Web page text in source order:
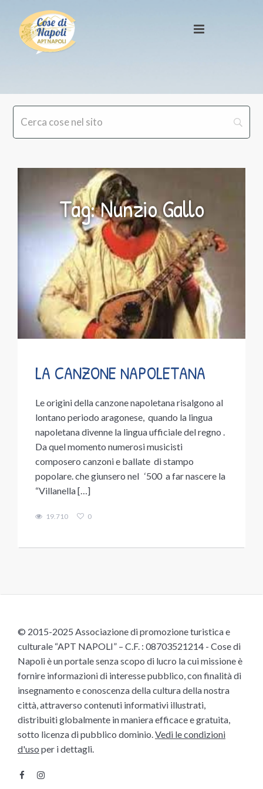
Tag: Nunzio Gallo
LA CANZONE NAPOLETANA
Le origini della canzone napoletana risalgono al
lontano periodo aragonese, quando la lingua
napoletana divenne la lingua ufficiale del regno .
Da quel momento numerosi musicisti
composero canzoni e ballate di stampo
popolare. che giunsero nel ‘500 a far nascere la
“Villanella […]
19.710 0
© 2015-2025 Associazione di promozione turistica e
culturale “APT NAPOLI” – C.F. : 08703521214 - Cose di
Napoli è un portale senza scopo di lucro la cui missione è
fornire informazioni di interesse pubblico, con finalità di
insegnamento e conoscenza della cultura della nostra
città, attraverso contenuti informativi illustrati,
distribuiti globalmente in maniera efficace e gratuita,
sotto licenza di pubblico dominio. Vedi le condizioni
d'uso per i dettagli.